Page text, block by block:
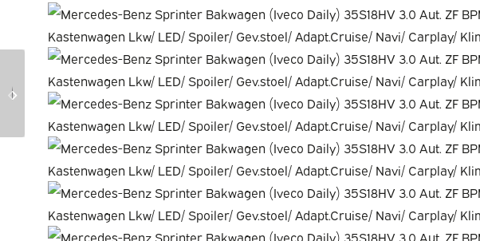
Fiat Scudo Van
20859673-AWD
Opel Movano Van
20845340-AWD